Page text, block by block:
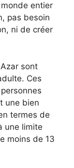
entier
pas besoin
ni de créer
sont
Ces
une bien
termes de
une limite
moins de 13